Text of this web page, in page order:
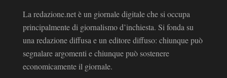
La redazione.net è un giornale digitale che si occupa
principalmente di giornalismo d’inchiesta. Si fonda su
una redazione diffusa e un editore diffuso: chiunque può
segnalare argomenti e chiunque può sostenere
economicamente il giornale.